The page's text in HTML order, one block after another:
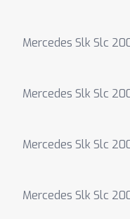
Mercedes Slk Slc
Mercedes Slk Slc
Mercedes Slk Slc
Mercedes Slk Slc